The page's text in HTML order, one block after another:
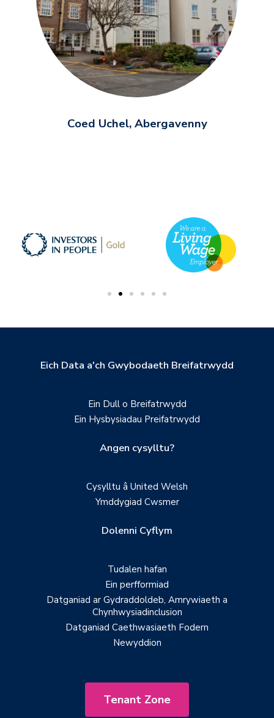
Coed Uchel, Abergavenny
Eich Data a'ch Gwybodaeth Breifatrwydd
Ein Dull o Breifatrwydd
Ein Hysbysiadau Preifatrwydd
Angen cysylltu?
Cysylltu â United Welsh
Ymddygiad Cwsmer
Dolenni Cyflym
Tudalen hafan
Ein perfformiad
Datganiad ar Gydraddoldeb, Amrywiaeth a
Chynhwysiadinclusion
Datganiad Caethwasiaeth Fodern
Newyddion
Tenant Zone